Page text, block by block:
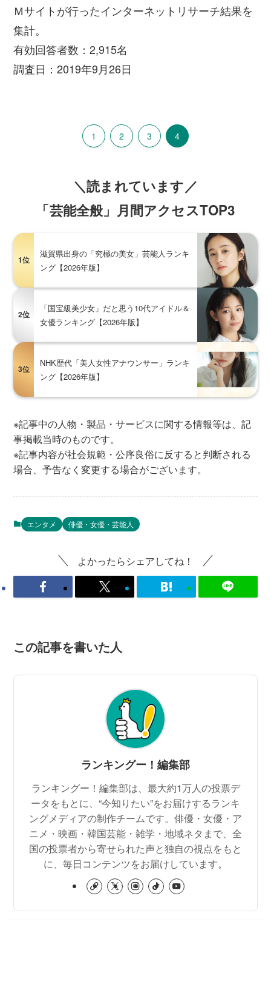
Ｍサイトが行ったインターネットリサーチ結果を
集計。
有効回答者数：2,915名
調査日：2019年9月26日
1 2 3 4
＼読まれています／
「芸能全般」月間アクセスTOP3
1位
滋賀県出身の「究極の美女」芸能人ランキ
ング【2026年版】
2位
「国宝級美少女」だと思う10代アイドル＆
女優ランキング【2026年版】
3位
NHK歴代「美人女性アナウンサー」ランキ
ング【2026年版】
※記事中の人物・製品・サービスに関する情報等は、記
事掲載当時のものです。
※記事内容が社会規範・公序良俗に反すると判断される
場合、予告なく変更する場合がございます。
エンタメ 俳優・女優・芸能人
よかったらシェアしてね！
この記事を書いた人
ランキングー！編集部
ランキングー！編集部は、最大約1万人の投票デ
ータをもとに、“今知りたい”をお届けするランキ
ングメディアの制作チームです。俳優・女優・ア
ニメ・映画・韓国芸能・雑学・地域ネタまで、全
国の投票者から寄せられた声と独自の視点をもと
に、毎日コンテンツをお届けしています。